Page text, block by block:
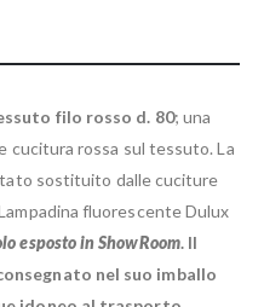
filo rosso d. 80; una
cucitura rossa sul tessuto. La
sostituito dalle cuciture
fluorescente Dulux
esposto in ShowRoom. Il
nel suo imballo